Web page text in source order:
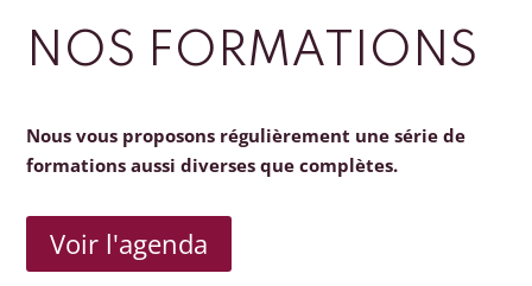
NOS FORMATIONS
Nous vous proposons régulièrement une série de
formations aussi diverses que complètes.
Voir l'agenda